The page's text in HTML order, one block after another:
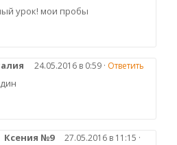
урок! мои пробы
24.05.2016 в 0:59 · Ответить
Ксения №9
27.05.2016 в 11:15 ·